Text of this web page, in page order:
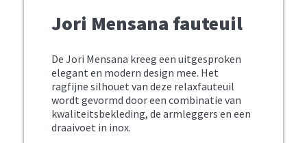
Jori Mensana fauteuil
De Jori Mensana kreeg een uitgesproken
elegant en modern design mee. Het
ragfijne silhouet van deze relaxfauteuil
wordt gevormd door een combinatie van
kwaliteitsbekleding, de armleggers en een
draaivoet in inox.